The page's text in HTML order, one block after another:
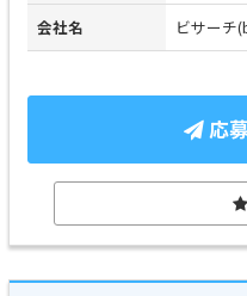
会社名 ビサーチ
応